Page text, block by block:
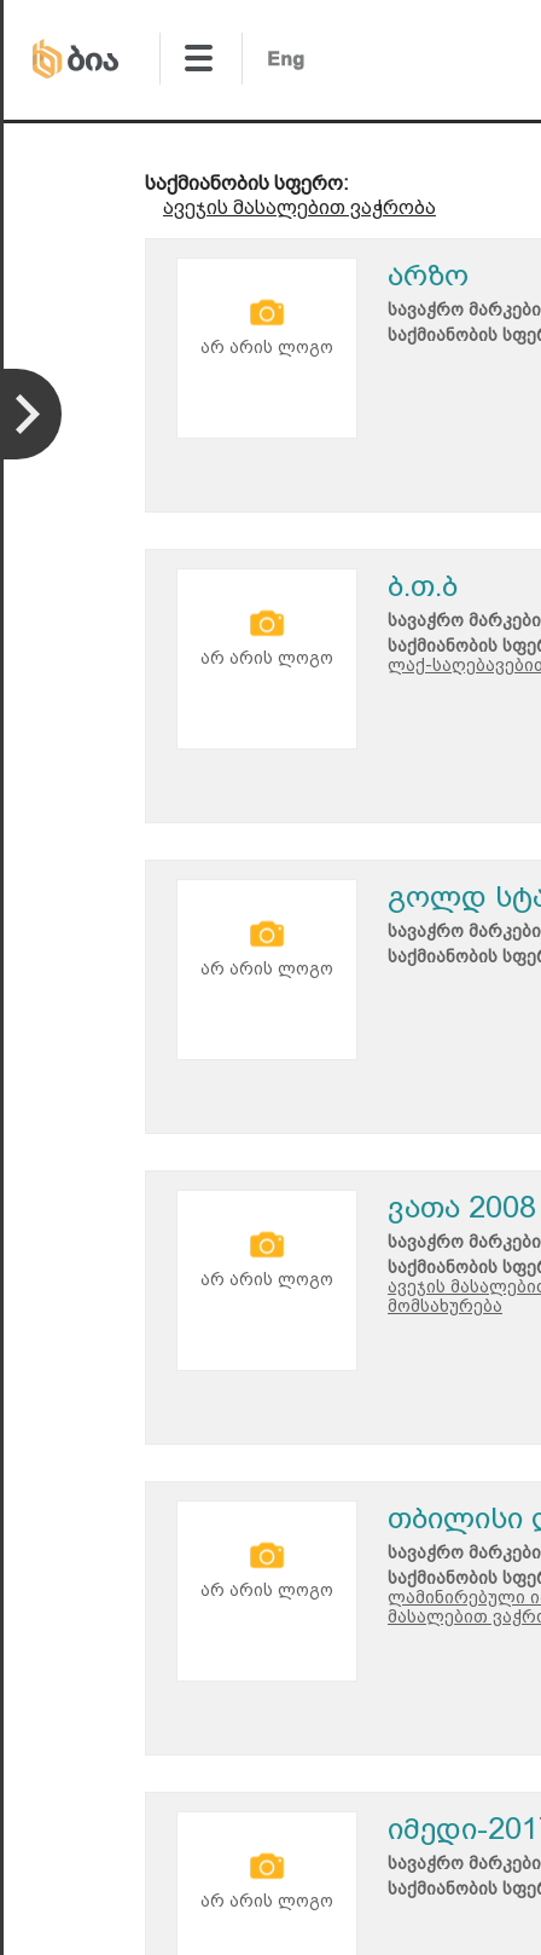
საქმიანობის სფერო:
ავეჯის მასალებით ვაჭრობა
არ არის ლოგო
არზო
სავაჭრო
საქმიანობის
არ არის ლოგო
ბ.თ.ბ
სავაჭრო
საქმიანობის
ლაქ-
არ არის ლოგო
გოლდ
სავაჭრო
საქმიანობის
არ არის ლოგო
ვათა 2008
სავაჭრო
საქმიანობის
ავეჯის
მომსახურება
არ არის ლოგო
თბილისი
სავაჭრო
საქმიანობის
ლამინირებული
მასალებით
არ არის ლოგო
იმედი-
სავაჭრო
საქმიანობის